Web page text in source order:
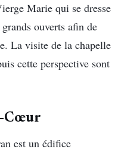
Marie qui se dresse
ouverts afin de
La visite de la chapelle
cette perspective sont
Cœur
est un édifice